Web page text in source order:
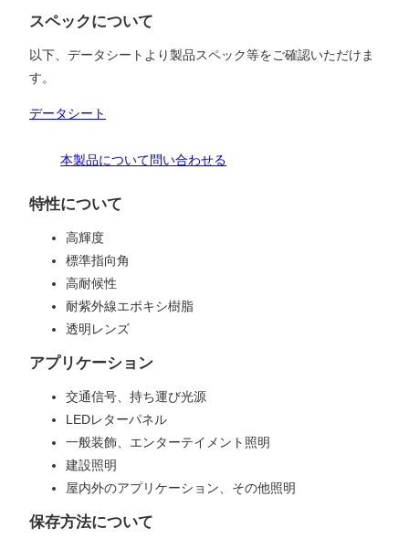
スペックについて
以下、データシートより製品スペック等をご確認いただけま
す。
データシート
本製品について問い合わせる
特性について
高輝度
標準指向角
高耐候性
耐紫外線エポキシ樹脂
透明レンズ
アプリケーション
交通信号、持ち運び光源
LEDレターパネル
一般装飾、エンターテイメント照明
建設照明
屋内外のアプリケーション、その他照明
保存方法について